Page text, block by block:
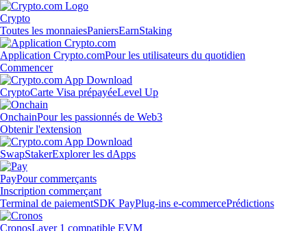
Crypto
Toutes les monnaiesPaniersEarnStaking
Application Crypto.comPour les utilisateurs du quotidien
Commencer
CryptoCarte Visa prépayéeLevel Up
OnchainPour les passionnés de Web3
Obtenir l'extension
SwapStakerExplorer les dApps
PayPour commerçants
Inscription commerçant
Terminal de paiementSDK PayPlug-ins e-commercePrédictions
CronosLayer 1 compatible EVM